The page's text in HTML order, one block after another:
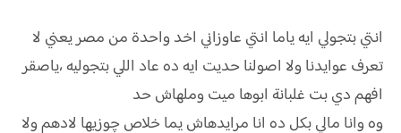
انتي بتجولي ايه ياما انتي عاوزاني اخد واحدة من مصر يعني لا
تعرف عوايدنا ولا اصولنا حديت ايه ده عاد اللي بتجوليه ،ياصقر
افهم دي بت غلبانة ابوها ميت وملهاش حد
وه وانا مالي بكل ده انا مرايدهاش يما خلاص چوزيها لادهم ولا